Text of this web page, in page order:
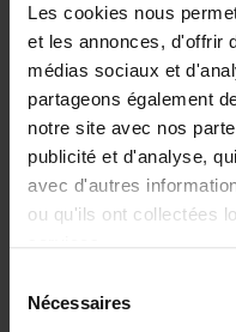
Les cookies nous
et les annonces, d'offrir
médias sociaux et
partageons également
notre site avec nos
publicité et d'analyse,
avec d'autres
ou qu'ils ont collectées
Nécessaires
Clo
€